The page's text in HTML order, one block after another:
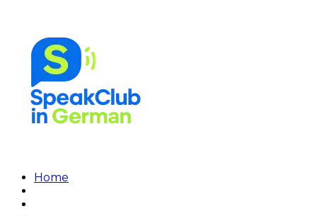
Home